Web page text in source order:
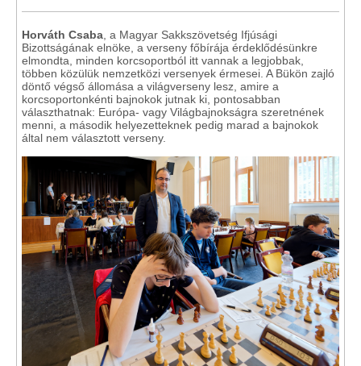
Horváth Csaba , a Magyar Sakkszövetség Ifjúsági
Bizottságának elnöke, a verseny főbírája érdeklődésünkre
elmondta, minden korcsoportból itt vannak a legjobbak,
többen közülük nemzetközi versenyek érmesei. A Bükön zajló
döntő végső állomása a világverseny lesz, amire a
korcsoportonkénti bajnokok jutnak ki, pontosabban
választhatnak: Európa- vagy Világbajnokságra szeretnének
menni, a második helyezetteknek pedig marad a bajnokok
által nem választott verseny.